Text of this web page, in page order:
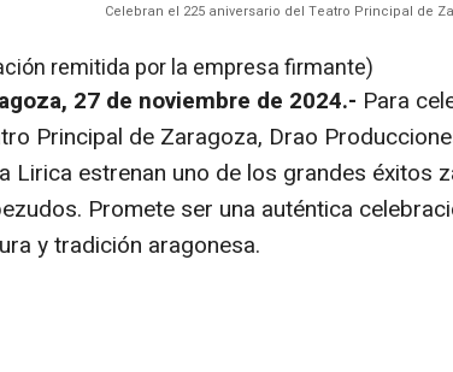
Celebran el 225 aniversario del Teatro Principal de
remitida por la empresa firmante)
27 de noviembre de 2024.- Para
Principal de Zaragoza, Drao
Lirica estrenan uno de los grandes éxitos
Promete ser una auténtica
y tradición aragonesa.